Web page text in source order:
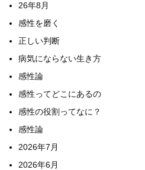
26年8月
感性を磨く
正しい判断
病気にならない生き方
感性論
感性ってどこにあるの
感性の役割ってなに？
感性論
2026年7月
2026年6月